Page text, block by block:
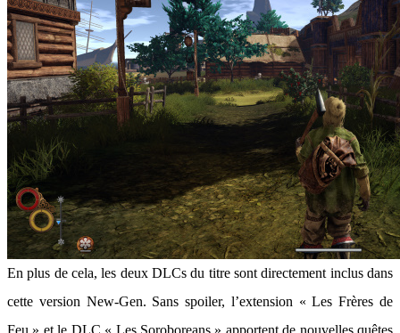
En plus de cela, les deux DLCs du titre sont directement inclus dans
cette version New-Gen. Sans spoiler, l’extension « Les Frères de
Feu » et le DLC « Les Soroboreans » apportent de nouvelles quêtes